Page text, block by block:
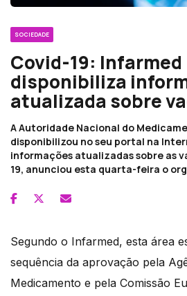
SOCIEDADE
Covid-19: Infarmed
disponibiliza
atualizada sobre
A Autoridade Nacional do
disponibilizou no seu portal na
informações atualizadas sobre as
19, anunciou esta quarta-feira o
Segundo o Infarmed, esta área
sequência da aprovação pela
Medicamento e pela Comissão